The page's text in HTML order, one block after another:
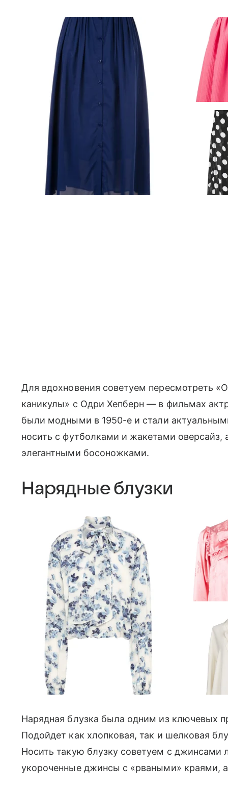
Для вдохновения советуем пересмотреть
каникулы» с Одри Хепберн — в фильмах
были модными в 1950-е и стали
носить с футболками и жакетами
элегантными босоножками.
Нарядные блузки
Нарядная блузка была одним из ключевых
Подойдет как хлопковая, так и шелковая
Носить такую блузку советуем с джинсами
укороченные джинсы с «рваными»